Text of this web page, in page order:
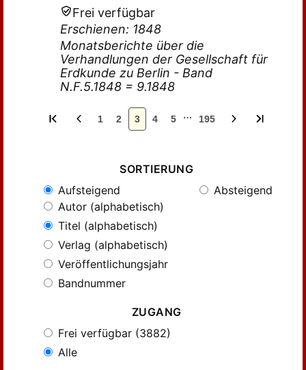
Frei verfügbar
Erschienen: 1848
Monatsberichte über die
Verhandlungen der Gesellschaft für
Erdkunde zu Berlin - Band
N.F.5.1848 = 9.1848
1 2 3 4 5 … 195
SORTIERUNG
Aufsteigend
Absteigend
Autor (alphabetisch)
Titel (alphabetisch)
Verlag (alphabetisch)
Veröffentlichungsjahr
Bandnummer
ZUGANG
Frei verfügbar (3882)
Alle